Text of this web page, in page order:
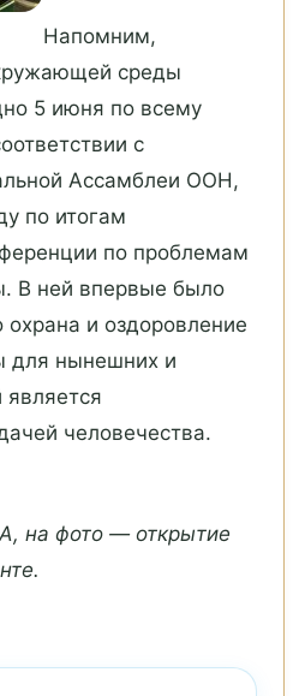
Напомним,
среды
5 июня по всему
с
Ассамблеи ООН,
по итогам
по проблемам
В ней впервые было
охрана и оздоровление
для нынешних и
человечества.
на фото — открытие